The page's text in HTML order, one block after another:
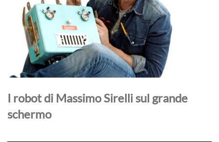
I robot di Massimo Sirelli sul grande
schermo